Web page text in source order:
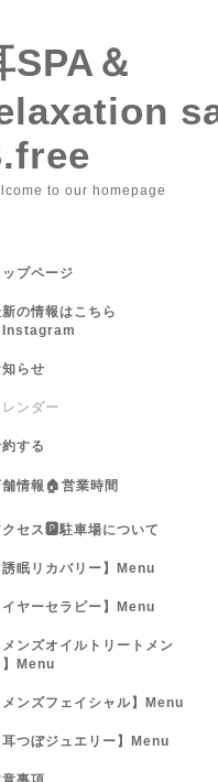
SPA＆
to our homepage
ップページ
の情報はこちら
知らせ
レンダー
する
舗情報🏠営業時間
クセス🅿️駐車場について
誘眠リカバリー】Menu
イヤーセラピー】Menu
メンズオイルトリートメン
】Menu
メンズフェイシャル】Menu
耳つぼジュエリー】Menu